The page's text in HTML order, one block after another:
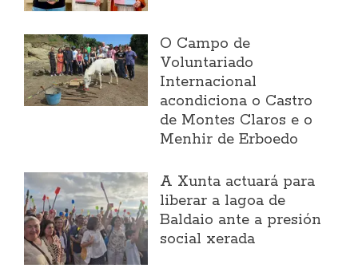
O Campo de
Voluntariado
Internacional
acondiciona o Castro
de Montes Claros e o
Menhir de Erboedo
A Xunta actuará para
liberar a lagoa de
Baldaio ante a presión
social xerada